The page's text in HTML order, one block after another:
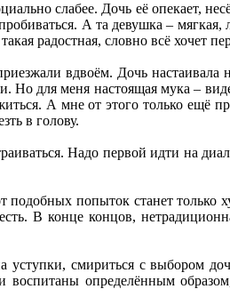
слабее. Дочь её опекает,
А та девушка – мягкая,
радостная, словно всё хочет
вдвоём. Дочь
для меня настоящая мука –
А мне от этого только ещё
в голову.
Надо первой идти на
попыток станет только
В конце концов,
смириться с выбором
определённым